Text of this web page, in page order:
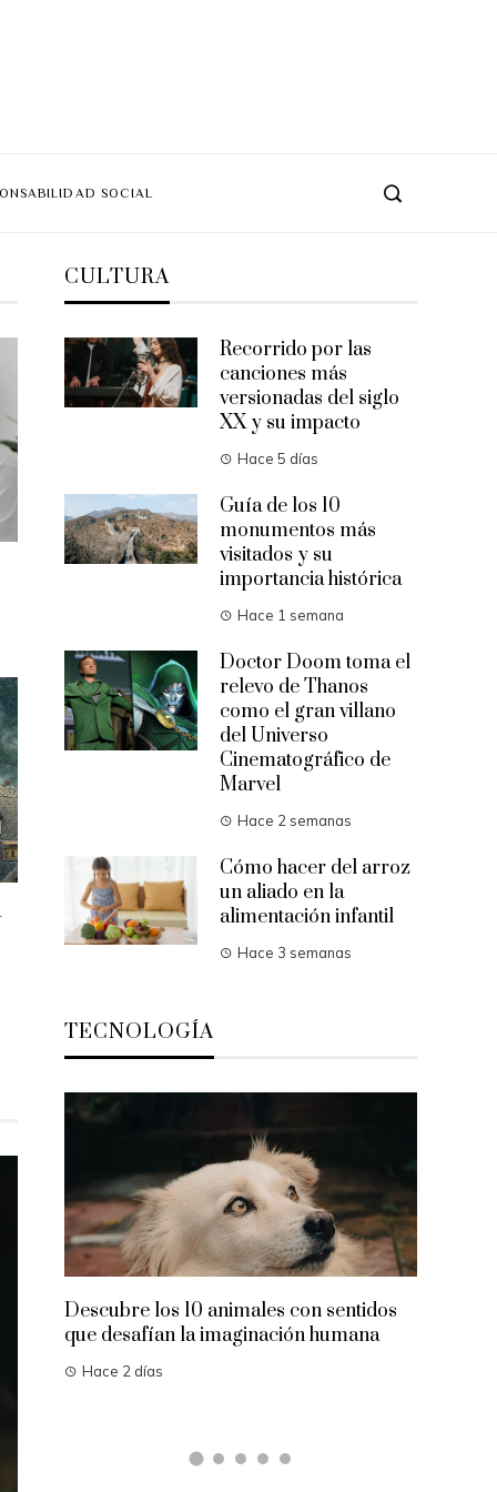
SOCIAL
CULTURA
Recorrido por las
canciones más
versionadas del siglo
XX y su impacto
Hace 5 días
Guía de los 10
monumentos más
visitados y su
importancia histórica
Hace 1 semana
Doctor Doom toma el
relevo de Thanos
como el gran villano
del Universo
Cinematográfico de
Marvel
Hace 2 semanas
Cómo hacer del arroz
un aliado en la
alimentación infantil
Hace 3 semanas
TECNOLOGÍA
Descubre los 10 animales con sentidos
que desafían la imaginación humana
Hace 2 días